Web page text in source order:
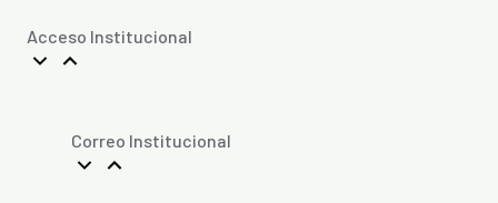
Acceso Institucional
Correo Institucional